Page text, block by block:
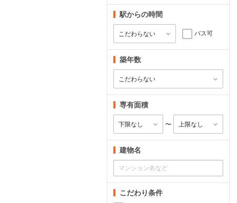
駅からの時間
バス可
築年数
専有面積
〜
建物名
こだわり条件